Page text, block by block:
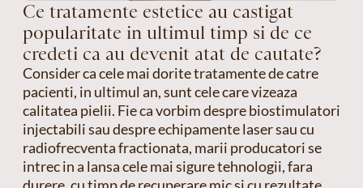
Ce tratamente estetice au castigat
popularitate in ultimul timp si de ce
credeti ca au devenit atat de cautate?
Consider ca cele mai dorite tratamente de catre
pacienti, in ultimul an, sunt cele care vizeaza
calitatea pielii. Fie ca vorbim despre biostimulatori
injectabili sau despre echipamente laser sau cu
radiofrecventa fractionata, marii producatori se
intrec in a lansa cele mai sigure tehnologii, fara